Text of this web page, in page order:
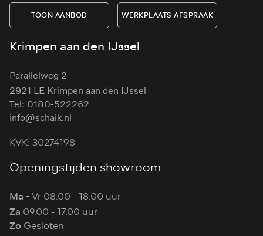
TOON AANBOD WERKPLAATS AFSPRAAK
Krimpen aan den IJssel
Parallelweg 2
2921 LE Krimpen aan den IJssel
Tel: 0180-522262
info@schaik.nl
KVK: 30274198
Openingstijden showroom
Ma -Vr 08.00 - 18.00 uur
Za 09.00 - 17.00 uur
Zo Gesloten